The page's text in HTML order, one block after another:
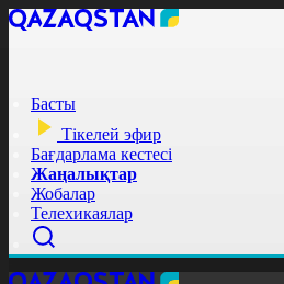
Басты
Тікелей эфир
Бағдарлама кестесі
Жаңалықтар
Жобалар
Телехикаялар